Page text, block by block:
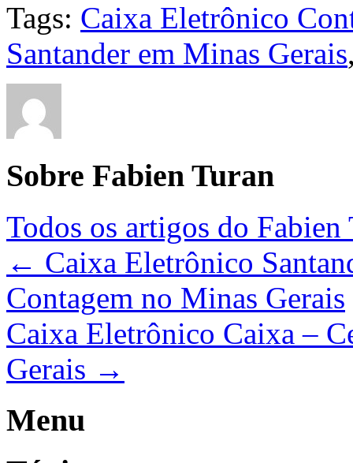
Tags: Caixa Eletrônico
Santander em Minas Gerais
Sobre Fabien Turan
Todos os artigos do
← Caixa Eletrônico
Contagem no Minas Gerais
Caixa Eletrônico Caixa –
Gerais →
Menu